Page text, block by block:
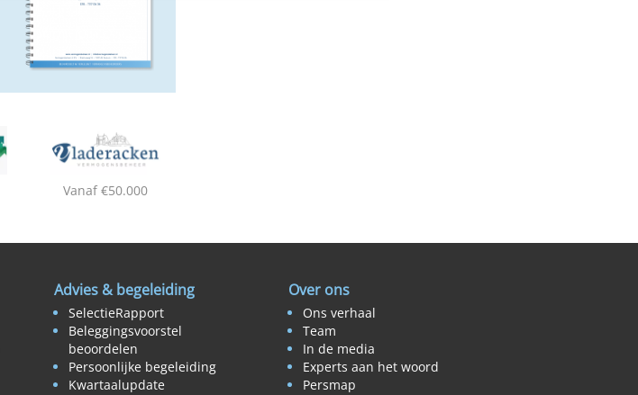
Vanaf €50.000
Advies & begeleiding
SelectieRapport
Beleggingsvoorstel
beoordelen
Persoonlijke begeleiding
Kwartaalupdate
Over ons
Ons verhaal
Team
In de media
Experts aan het woord
Persmap